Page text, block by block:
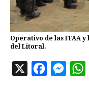
Operativo de las FFAA
del Litoral.
X
M